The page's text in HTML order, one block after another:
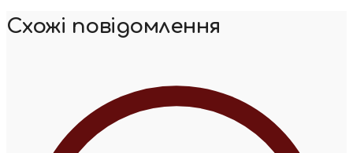
Схожі повідомлення